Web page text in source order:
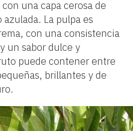
una capa cerosa de
La pulpa es
con una consistencia
un sabor dulce y
puede contener entre
brillantes y de